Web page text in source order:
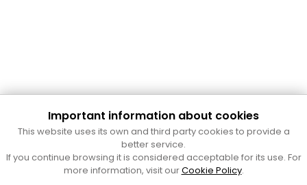
Cultura Mataró
Ajuntament de Mataró
C. de Sant Josep, 9 (Mataró, 08302)
Horari d'obertura: dilluns, dimecres i divendres de 10 a 13 h.
Important information about cookies
This website uses its own and third party cookies to provide a
better service.
If you continue browsing it is considered acceptable for its use. For
more information, visit ourCookie Policy.